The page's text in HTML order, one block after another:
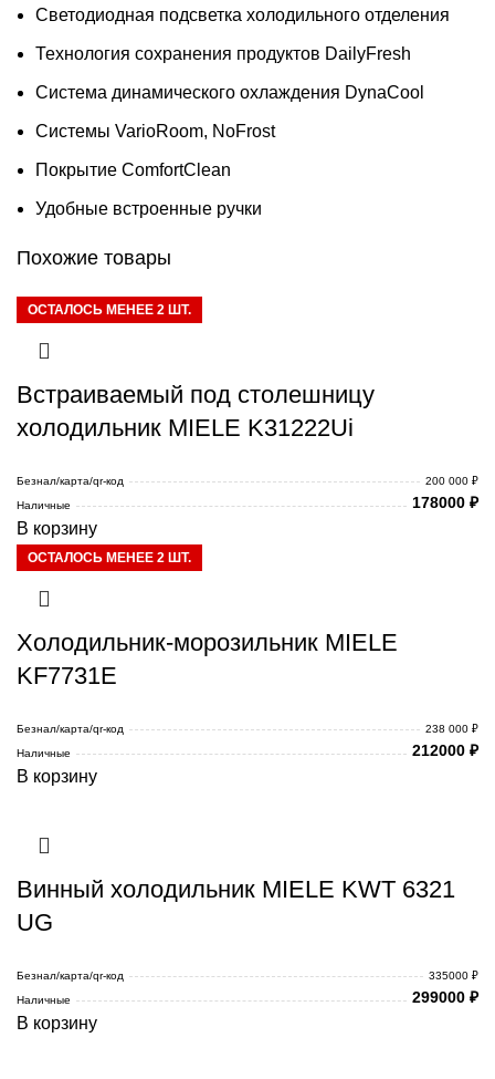
Светодиодная подсветка холодильного отделения
Технология сохранения продуктов DailyFresh
Система динамического охлаждения DynaCool
Системы VarioRoom, NoFrost
Покрытие ComfortClean
Удобные встроенные ручки
Похожие товары
ОСТАЛОСЬ МЕНЕЕ 2 ШТ.
Встраиваемый под столешницу
холодильник MIELE K31222Ui
Безнал/карта/qr-код
200 000 ₽
Наличные
178000 ₽
В корзину
ОСТАЛОСЬ МЕНЕЕ 2 ШТ.
Холодильник-морозильник MIELE
KF7731E
Безнал/карта/qr-код
238 000 ₽
Наличные
212000 ₽
В корзину
Винный холодильник MIELE KWT 6321
UG
Безнал/карта/qr-код
335000 ₽
Наличные
299000 ₽
В корзину